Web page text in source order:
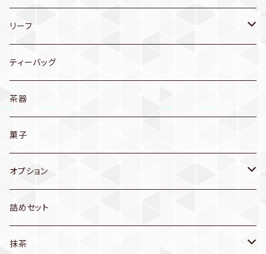
お茶
茶器
リーフ
煎茶
普段使いに…
産地別
玄米茶
ほうじ茶
和歌山産
季節のお茶
新茶
ティーバッグ
茶器
菓子
オプション
セット箱
詰めセット
抹茶